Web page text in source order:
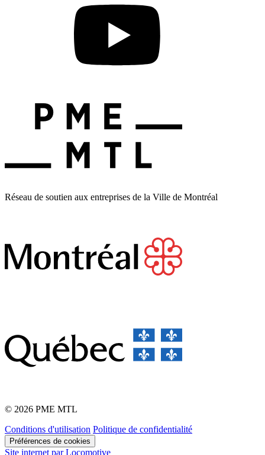
Réseau de soutien aux entreprises de la Ville de Montréal
© 2026 PME MTL
Conditions d'utilisation Politique de confidentialité
Préférences de cookies
Site internet par Locomotive